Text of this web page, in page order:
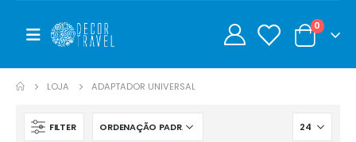
0 0
LOJA ADAPTADOR UNIVERSAL
FILTER